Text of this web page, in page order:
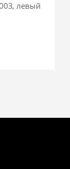
левый